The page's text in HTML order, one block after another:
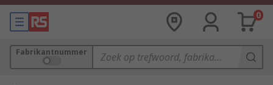
0
Fabrikantnummer